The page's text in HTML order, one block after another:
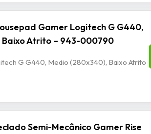
Gamer Logitech G G440,
Baixo Atrito – 943-000790
G G440, Medio (280x340), Baixo Atrito
Semi-Mecânico Gamer Rise